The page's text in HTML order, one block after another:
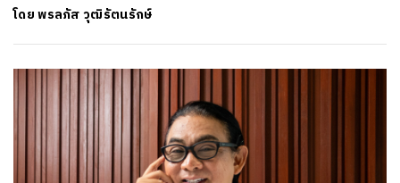
โดยพรลภัส วุฒิรัตนรักษ์